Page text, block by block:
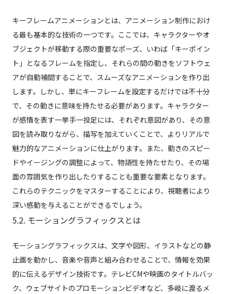
キーフレームアニメーションとは、アニメーション制作におけ
る最も基本的な技術の一つです。ここでは、キャラクターやオ
ブジェクトが移動する際の重要なポーズ、いわば「キーポイン
ト」となるフレームを指定し、それらの間の動きをソフトウェ
アが自動補間することで、スムーズなアニメーションを作り出
します。しかし、単にキーフレームを設定するだけでは不十分
で、その動きに意味を持たせる必要があります。キャラクター
が感情を表す一挙手一投足には、それぞれ意図があり、その意
図を読み取りながら、描写を加えていくことで、よりリアルで
魅力的なアニメーションに仕上がります。また、動きのスピー
ドやイージングの調整によって、物語性を持たせたり、その場
面の雰囲気を作り出したりすることも重要な要素となります。
これらのテクニックをマスターすることにより、視聴者により
深い感動を与えることができるでしょう。
5.2. モーショングラフィックスとは
モーショングラフィックスは、文字や図形、イラストなどの静
止画を動かし、音楽や音声と組み合わせることで、情報を効果
的に伝えるデザイン技術です。テレビCMや映画のタイトルバッ
ク、ウェブサイトのプロモーションビデオなど、多岐に渡るメ